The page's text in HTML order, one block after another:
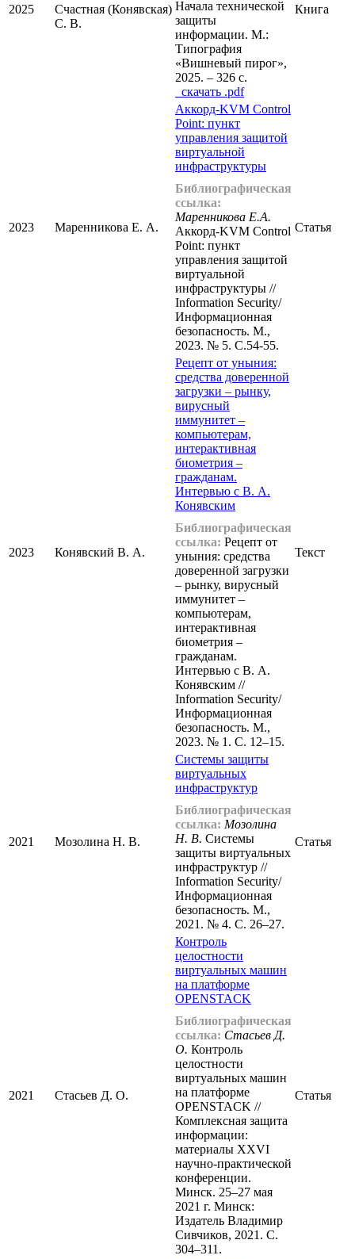
2025
Счастная (Конявская)
С. В.
Начала технической
защиты
информации. М.:
Типография
«Вишневый пирог»,
2025. – 326 с.
cкачать .pdf
Книга
2023 Маренникова Е. А.
Аккорд-KVM Control
Point: пункт
управления защитой
виртуальной
инфраструктуры
Библиографическая
ссылка:
Маренникова Е.А.
Аккорд-KVM Control
Point: пункт
управления защитой
виртуальной
инфраструктуры //
Information Security/
Информационная
безопасность. М.,
2023. № 5. С.54-55.
Статья
2023 Конявский В. А.
Рецепт от уныния:
средства доверенной
загрузки – рынку,
вирусный
иммунитет –
компьютерам,
интерактивная
биометрия –
гражданам.
Интервью с В. А.
Конявским
Библиографическая
ссылка: Рецепт от
уныния: средства
доверенной загрузки
– рынку, вирусный
иммунитет –
компьютерам,
интерактивная
биометрия –
гражданам.
Интервью с В. А.
Конявским //
Information Security/
Информационная
безопасность. М.,
2023. № 1. С. 12–15.
Текст
2021 Мозолина Н. В.
Системы защиты
виртуальных
инфраструктур
Библиографическая
ссылка: Мозолина
Н. В. Системы
защиты виртуальных
инфраструктур //
Information Security/
Информационная
безопасность. М.,
2021. № 4. С. 26–27.
Статья
2021 Стасьев Д. О.
Контроль
целостности
виртуальных машин
на платформе
OPENSTACK
Библиографическая
ссылка: Стасьев Д.
О. Контроль
целостности
виртуальных машин
на платформе
OPENSTACK //
Комплексная защита
информации:
материалы XXVI
научно-практической
конференции.
Минск. 25–27 мая
2021 г. Минск:
Издатель Владимир
Сивчиков, 2021. С.
304–311.
Статья